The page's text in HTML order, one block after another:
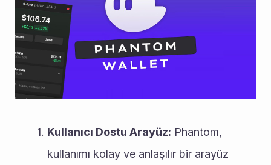
Kullanıcı Dostu Arayüz: Phantom,
kullanımı kolay ve anlaşılır bir arayüz